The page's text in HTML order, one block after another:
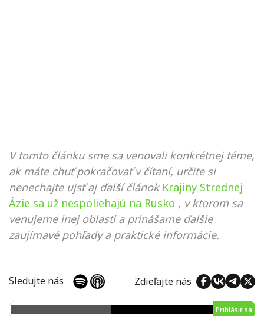
V tomto článku sme sa venovali konkrétnej téme,
ak máte chuť pokračovať v čítaní, určite si
nenechajte ujsť aj ďalší článok Krajiny Strednej
Ázie sa už nespoliehajú na Rusko , v ktorom sa
venujeme inej oblasti a prinášame ďalšie
zaujímavé pohľady a praktické informácie.
Sledujte nás Zdieľajte nás
Prihlásiť sa